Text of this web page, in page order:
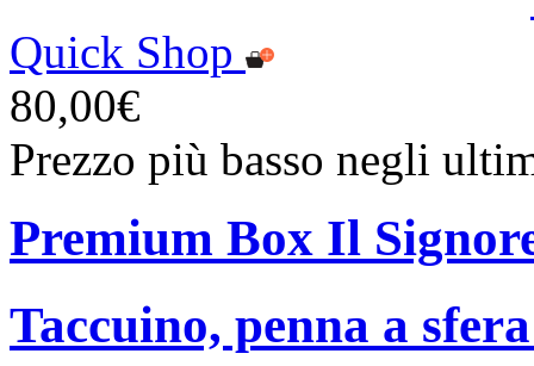
Quick Shop
80,00€
Prezzo più basso negli
Premium Box Il
Taccuino, penna a